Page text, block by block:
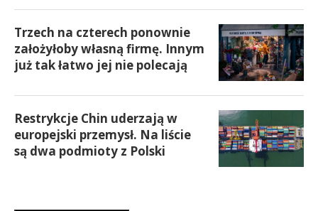
Trzech na czterech ponownie
założyłoby własną firmę. Innym
już tak łatwo jej nie polecają
Restrykcje Chin uderzają w
europejski przemysł. Na liście
są dwa podmioty z Polski